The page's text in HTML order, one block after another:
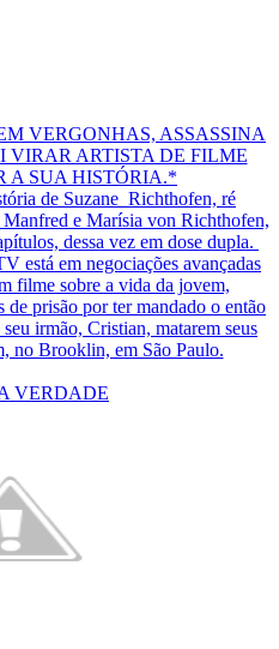
VERGONHAS, ASSASSINA
VIRAR ARTISTA DE FILME
A SUA HISTÓRIA.*
Richthofen, ré
Manfred e Marísia von Richthofen,
dessa vez em dose dupla.
está em negociações avançadas
filme sobre a vida da jovem,
de prisão por ter mandado o então
irmão, Cristian, matarem seus
no Brooklin, em São Paulo.
VERDADE